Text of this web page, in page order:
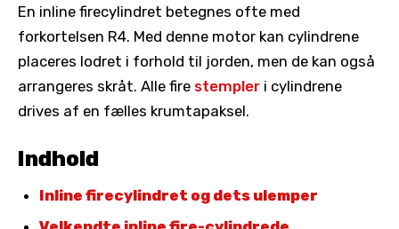
En inline firecylindret betegnes ofte med
forkortelsen R4. Med denne motor kan cylindrene
placeres lodret i forhold til jorden, men de kan også
arrangeres skråt. Alle fire stempler i cylindrene
drives af en fælles krumtapaksel.
Indhold
Inline firecylindret og dets ulemper